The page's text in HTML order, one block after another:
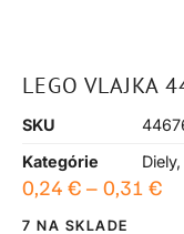
LEGO VLAJKA
SKU
Kategórie
Diely,
0,24 € – 0,31 €
7 NA SKLADE